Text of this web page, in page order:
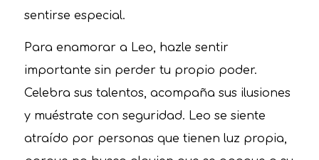
sentirse especial.
Para enamorar a Leo, hazle sentir
importante sin perder tu propio poder.
Celebra sus talentos, acompaña sus ilusiones
y muéstrate con seguridad. Leo se siente
atraído por personas que tienen luz propia,